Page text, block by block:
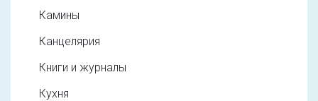
Камины
Канцелярия
Книги и журналы
Кухня